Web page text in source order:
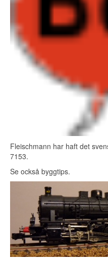
Fleischmann har haft det
7153.
Se också byggtips.